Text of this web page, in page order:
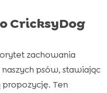
CricksyDog
zachowania
psów, stawiając
Ten